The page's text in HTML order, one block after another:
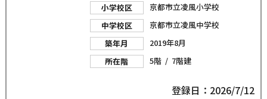
小学校区
京都市立凌風小学校
中学校区
京都市立凌風中学校
築年月
2019年8月
所在階
5階 / 7階建
登録日：2026/7/12